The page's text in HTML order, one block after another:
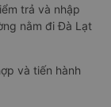
trả và nhập
nằm đi Đà Lạt
và tiến hành